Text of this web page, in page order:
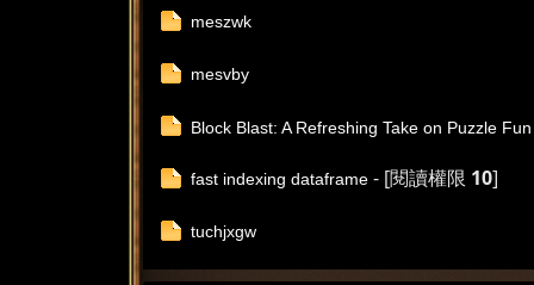
meszwk
mesvby
Block Blast: A Refreshing Take on Puzzle Fun
fast indexing dataframe - [閱讀權限 10]
tuchjxgw